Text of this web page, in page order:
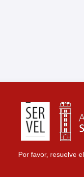
Por favor, resuelve